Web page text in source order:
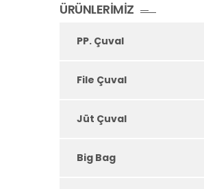
ÜRÜNLERIMIZ
PP. Çuval
File Çuval
Jüt Çuval
Big Bag